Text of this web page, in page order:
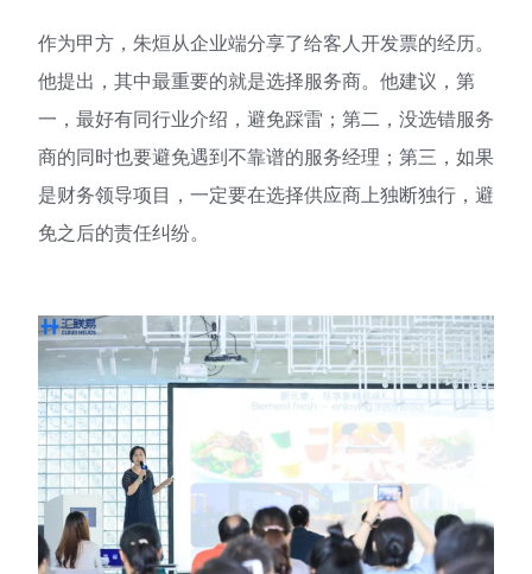
作为甲方，朱烜从企业端分享了给客人开发票的经历。
他提出，其中最重要的就是选择服务商。他建议，第
一，最好有同行业介绍，避免踩雷；第二，没选错服务
商的同时也要避免遇到不靠谱的服务经理；第三，如果
是财务领导项目，一定要在选择供应商上独断独行，避
免之后的责任纠纷。